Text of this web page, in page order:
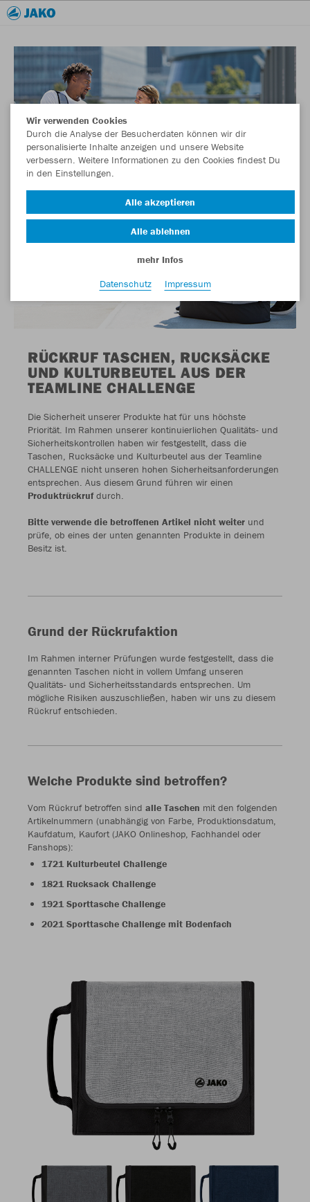
RÜCKRUF TASCHEN, RUCKSÄCKE
UND KULTURBEUTEL AUS DER
TEAMLINE CHALLENGE
Die Sicherheit unserer Produkte hat für uns höchste
Priorität. Im Rahmen unserer kontinuierlichen Qualitäts- und
Sicherheitskontrollen haben wir festgestellt, dass die
Taschen, Rucksäcke und Kulturbeutel aus der Teamline
CHALLENGE nicht unseren hohen Sicherheitsanforderungen
entsprechen. Aus diesem Grund führen wir einen
Produktrückrufdurch.
Bitte verwende die betroffenen Artikel nicht weiter und
prüfe, ob eines der unten genannten Produkte in deinem
Besitz ist.
Grund der Rückrufaktion
Im Rahmen interner Prüfungen wurde festgestellt, dass die
genannten Taschen nicht in vollem Umfang unseren
Qualitäts- und Sicherheitsstandards entsprechen. Um
mögliche Risiken auszuschließen, haben wir uns zu diesem
Rückruf entschieden.
Welche Produkte sind betroffen?
Vom Rückruf betroffen sind alle Taschen mit den folgenden
Artikelnummern (unabhängig von Farbe, Produktionsdatum,
Kaufdatum, Kaufort (JAKO Onlineshop, Fachhandel oder
Fanshops):
1721 Kulturbeutel Challenge
1821 Rucksack Challenge
1921 Sporttasche Challenge
2021 Sporttasche Challenge mit Bodenfach
Wir verwenden Cookies
Durch die Analyse der Besucherdaten können wir dir
personalisierte Inhalte anzeigen und unsere Website
verbessern. Weitere Informationen zu den Cookies findest Du
in den Einstellungen.
Alle akzeptieren
Alle ablehnen
mehr Infos
Datenschutz
Impressum